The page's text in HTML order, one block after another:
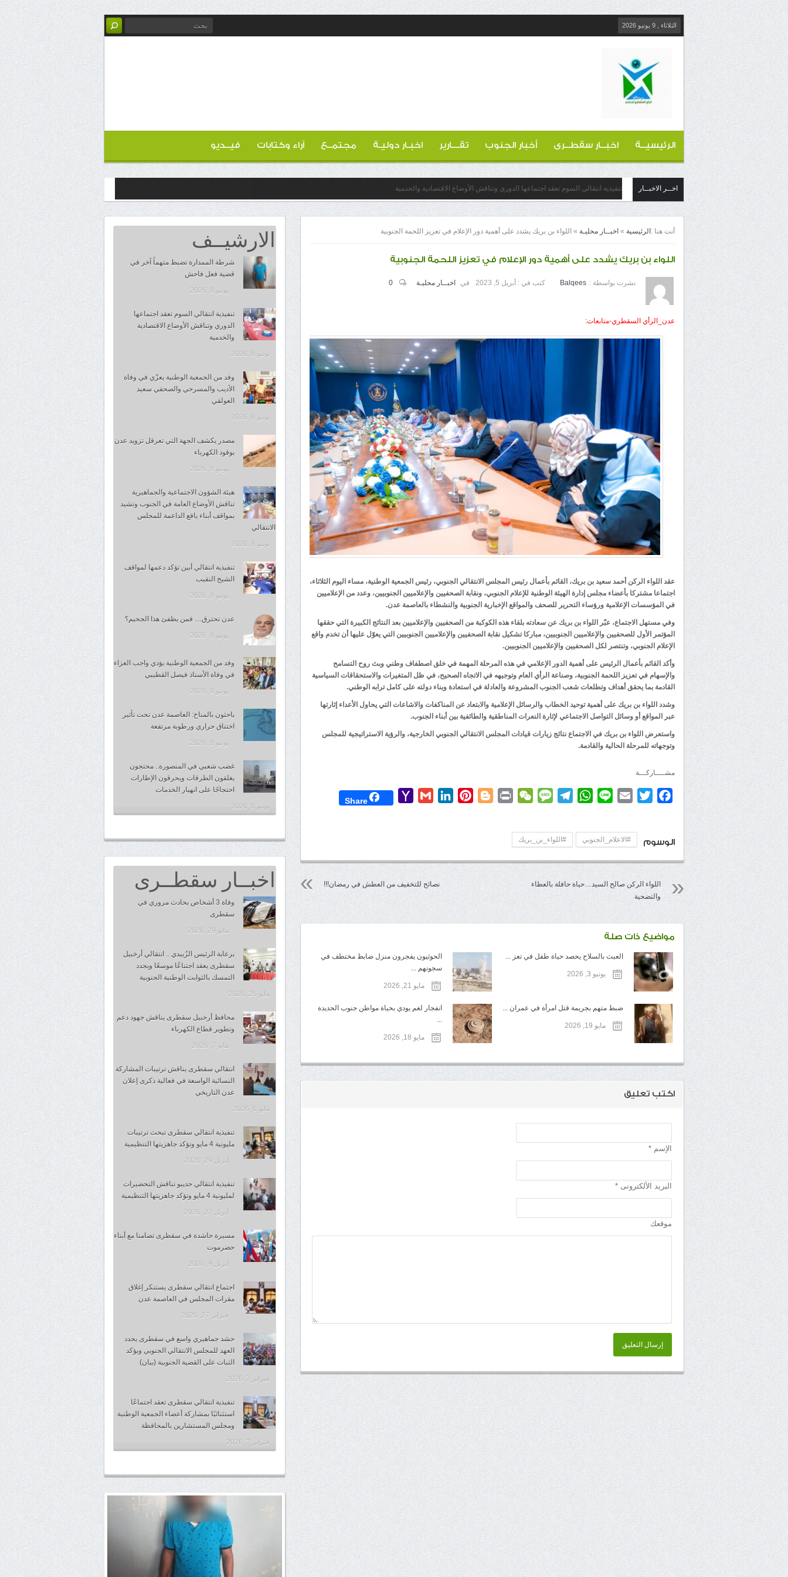
الثلاثاء , 9 يونيو 2026
الرئيسيــة اخبــار سقطــرى أخبار الجنوب تقـــارير اخبـار دوليـة مجتمــع آراء وكتابات فيــديو
اخــر الاخبــار تنفيذية انتقالي السوم تعقد اجتماعها الدوري وتناقش الأوضاع الاقتصادية والخدمية
أنت هنا : الرئيسية » اخبــار محليـة » اللواء بن بريك يشدد على أهمية دور الإعلام في تعزيز اللحمة الجنوبية
اللواء بن بريك يشدد على أهمية دور الإعلام في تعزيز اللحمة الجنوبية
نشرت بواسطة : Balqees كتب في : أبريل 5, 2023 في اخبــار محليـة 0
عدن_الرأي السقطري-متابعات:
عقد اللواء الركن أحمد سعيد بن بريك، القائم بأعمال رئيس المجلس الانتقالي الجنوبي، رئيس الجمعية الوطنية، مساء اليوم الثلاثاء،
اجتماعا مشتركا بأعضاء مجلس إدارة الهيئة الوطنية للإعلام الجنوبي، ونقابة الصحفيين والإعلاميين الجنوبيين، وعدد من الإعلاميين
في المؤسسات الإعلامية ورؤساء التحرير للصحف والمواقع الإخبارية الجنوبية والنشطاء بالعاصمة عدن.
وفي مستهل الاجتماع، عبّر اللواء بن بريك عن سعادته بلقاء هذه الكوكبة من الصحفيين والإعلاميين بعد النتائج الكبيرة التي حققها
المؤتمر الأول للصحفيين والإعلاميين الجنوبيين، مباركا تشكيل نقابة الصحفيين والإعلاميين الجنوبيين التي يعوّل عليها أن تخدم واقع
الإعلام الجنوبي، وتنتصر لكل الصحفيين والإعلاميين الجنوبيين.
وأكد القائم بأعمال الرئيس على أهمية الدور الإعلامي في هذه المرحلة المهمة في خلق اصطفاف وطني وبث روح التسامح
والإسهام في تعزيز اللحمة الجنوبية، وصناعة الرأي العام وتوجيهه في الاتجاه الصحيح، في ظل المتغيرات والاستحقاقات السياسية
القادمة بما يحقق أهداف وتطلعات شعب الجنوب المشروعة والعادلة في استعادة وبناء دولته على كامل ترابه الوطني.
وشدد اللواء بن بريك على أهمية توحيد الخطاب والرسائل الإعلامية والابتعاد عن المناكفات والاشاعات التي يحاول الأعداء إثارتها
عبر المواقع أو وسائل التواصل الاجتماعي لإثارة النعرات المناطقية والطائفية بين أبناء الجنوب.
واستعرض اللواء بن بريك في الاجتماع نتائج زيارات قيادات المجلس الانتقالي الجنوبي الخارجية، والرؤية الاستراتيجية للمجلس
وتوجهاته للمرحلة الحالية والقادمة.
مشــــاركـــة
Facebook
Twitter
Email
Line
WhatsApp
Telegram
Message
WeChat
Print
Blogger
Pinterest
LinkedIn
Gmail
Yahoo
Share
الوسوم #الاعلام_الجنوبي #اللواء_بن_بريك
نصائح للتخفيف من العطش في رمضان!!!
اللواء الركن صالح السيد…حياة حافلة بالعطاء
والتضحية
مواضيع ذات صلة
العبث بالسلاح يحصد حياة طفل في تعز ...
يونيو 3, 2026
الحوثيون يفجرون منزل ضابط مختطف في
سجونهم ...
مايو 21, 2026
ضبط متهم بجريمة قتل امرأة في عمران ...
مايو 19, 2026
انفجار لغم يودي بحياة مواطن جنوب الحديدة
...
مايو 18, 2026
اكتب تعليق
الإسم *
البريد الألكترونى *
موقعك
إرسال التعليق
الارشيــف
شرطة الممدارة تضبط متهماً آخر في
قضية فعل فاحش
يونيو 8, 2026
تنفيذية انتقالي السوم تعقد اجتماعها
الدوري وتناقش الأوضاع الاقتصادية
والخدمية
يونيو 8, 2026
وفد من الجمعية الوطنية يعزّي في وفاة
الأديب والمسرحي والصحفي سعيد
العولقي
يونيو 8, 2026
مصدر يكشف الجهة التي تعرقل تزويد عدن
بوقود الكهرباء
يونيو 8, 2026
هيئة الشؤون الاجتماعية والجماهيرية
تناقش الأوضاع العامة في الجنوب وتشيد
بمواقف أبناء يافع الداعمة للمجلس
الانتقالي
يونيو 8, 2026
تنفيذية انتقالي أبين تؤكد دعمها لمواقف
الشيخ النقيب
يونيو 8, 2026
عدن تحترق… فمن يطفئ هذا الجحيم؟
يونيو 8, 2026
وفد من الجمعية الوطنية يؤدي واجب العزاء
في وفاة الأستاذ فيصل القطيبي
يونيو 8, 2026
باحثون بالمناخ: العاصمة عدن تحت تأثير
اختناق حراري ورطوبة مرتفعة
يونيو 8, 2026
غضب شعبي في المنصورة.. محتجون
يغلقون الطرقات ويحرقون الإطارات
احتجاجًا على انهيار الخدمات
يونيو 8, 2026
اخبــار سقطــرى
وفاة 3 أشخاص بحادث مروري في
سقطرى
مايو 29, 2026
برعاية الرئيس الزُبيدي .. انتقالي أرخبيل
سقطرى يعقد اجتناعُا موسعًا ويجدد
التمسك بالثوابت الوطنية الجنوبية
مايو 25, 2026
محافظ أرخبيل سقطرى يناقش جهود دعم
وتطوير قطاع الكهرباء
مايو 7, 2026
انتقالي سقطرى يناقش ترتيبات المشاركة
النسائية الواسعة في فعالية ذكرى إعلان
عدن التاريخي
مايو 6, 2026
تنفيذية انتقالي سقطرى تبحث ترتيبات
مليونية 4 مايو وتؤكد جاهزيتها التنظيمية
أبريل 29, 2026
تنفيذية انتقالي حديبو تناقش التحضيرات
لمليونية 4 مايو وتؤكد جاهزيتها التنظيمية
أبريل 27, 2026
مسيرة حاشدة في سقطرى تضامنا مع أبناء
حضرموت
أبريل 9, 2026
اجتماع انتقالي سقطرى يستنكر إغلاق
مقرات المجلس في العاصمة عدن
فبراير 27, 2026
حشد جماهيري واسع في سقطرى يجدد
العهد للمجلس الانتقالي الجنوبي ويؤكد
الثبات على القضية الجنوبية (بيان)
فبراير 7, 2026
تنفيذية انتقالي سقطرى تعقد اجتماعًا
استثنائيًا بمشاركة أعضاء الجمعية الوطنية
ومجلس المستشارين بالمحافظة
فبراير 7, 2026